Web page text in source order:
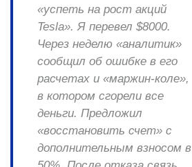
«успеть на рост акций
Tesla». Я перевел $8000.
Через неделю «аналитик»
сообщил об ошибке в его
расчетах и «маржин-коле»,
в котором сгорели все
деньги. Предложил
«восстановить счет» с
дополнительным взносом в